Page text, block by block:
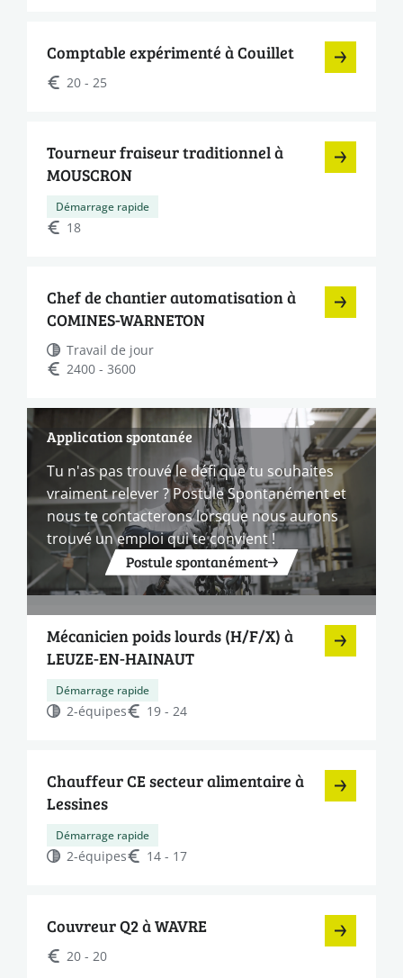
Comptable expérimenté à Couillet
20 - 25
Tourneur fraiseur traditionnel à
MOUSCRON
Démarrage rapide
18
Chef de chantier automatisation à
COMINES-WARNETON
Travail de jour
2400 - 3600
Application spontanée
Tu n'as pas trouvé le défi que tu souhaites
vraiment relever ? Postule Spontanément et
nous te contacterons lorsque nous aurons
trouvé un emploi qui te convient !
Postule spontanément
Mécanicien poids lourds (H/F/X) à
LEUZE-EN-HAINAUT
Démarrage rapide
2-équipes 19 - 24
Chauffeur CE secteur alimentaire à
Lessines
Démarrage rapide
2-équipes 14 - 17
Couvreur Q2 à WAVRE
20 - 20